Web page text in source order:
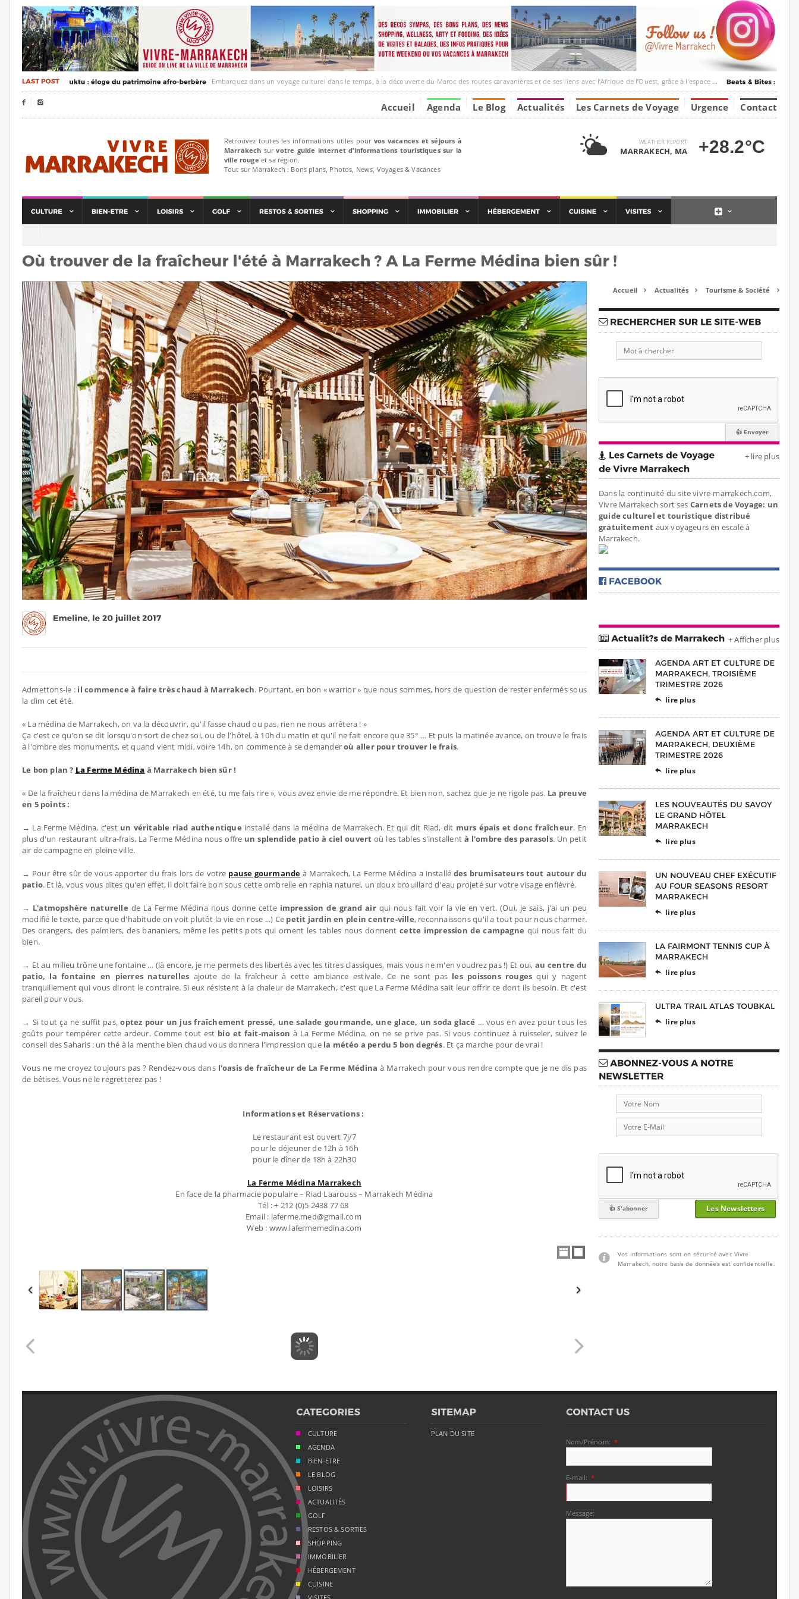
Embarquez dans un voyage culturel dans le temps, à la découverte du Maroc des routes caravanières et de ses liens avec l’Afrique de l’Ouest, grâce à l’espace Marrakesh-Tumbuktu.
  Accueil Agenda Le Blog Actualités Les Carnets de Voyage Urgence Contact
Retrouvez toutes les informations utiles pour vos vacances et séjours à
Marrakech survotre guide internet d’informations touristiques sur la
ville rouge et sa région.
Tout sur Marrakech : Bons plans, Photos, News, Voyages & Vacances
WEATHER REPORT
MARRAKECH, MA +28.2°C
Admettons-le :il commence à faire très chaud à Marrakech. Pourtant, en bon « warrior » que nous sommes, hors de question de rester enfermés sous
la clim cet été.
« La médina de Marrakech, on va la découvrir, qu'il fasse chaud ou pas, rien ne nous arrêtera ! »
Ça c'est ce qu'on se dit lorsqu'on sort de chez soi, ou de l'hôtel, à 10h du matin et qu'il ne fait encore que 35° … Et puis la matinée avance, on trouve le frais
à l'ombre des monuments, et quand vient midi, voire 14h, on commence à se demanderoù aller pour trouver le frais.
Le bon plan ? La Ferme Médina à Marrakech bien sûr !
« De la fraîcheur dans la médina de Marrakech en été, tu me fais rire », vous avez envie de me répondre. Et bien non, sachez que je ne rigole pas. La preuve
en 5 points :
→ La Ferme Médina, c'est un véritable riad authentique installé dans la médina de Marrakech. Et qui dit Riad, dit murs épais et donc fraîcheur. En
plus d'un restaurant ultra-frais, La Ferme Médina nous offre un splendide patio à ciel ouvertoù les tables s'installent à l'ombre des parasols. Un petit
air de campagne en pleine ville.
→ Pour être sûr de vous apporter du frais lors de votre pause gourmande à Marrakech, La Ferme Médina a installédes brumisateurs tout autour du
patio. Et là, vous vous dites qu'en effet, il doit faire bon sous cette ombrelle en raphia naturel, un doux brouillard d'eau projeté sur votre visage enfiévré.
→ L'atmopshère naturelle de La Ferme Médina nous donne cetteimpression de grand air qui nous fait voir la vie en vert. (Oui, je sais, j'ai un peu
modifié le texte, parce que d'habitude on voit plutôt la vie en rose ...) Ce petit jardin en plein centre-ville, reconnaissons qu'il a tout pour nous charmer.
Des orangers, des palmiers, des bananiers, même les petits pots qui ornent les tables nous donnentcette impression de campagne qui nous fait du
bien.
→ Et au milieu trône une fontaine … (là encore, je me permets des libertés avec les titres classiques, mais vous ne m'en voudrez pas !) Et oui,au centre du
patio, la fontaine en pierres naturelles ajoute de la fraîcheur à cette ambiance estivale. Ce ne sont pas les poissons rouges qui y nagent
tranquillement qui vous diront le contraire. Si eux résistent à la chaleur de Marrakech, c'est que La Ferme Médina sait leur offrir ce dont ils besoin. Et c'est
pareil pour vous.
→ Si tout ça ne suffit pas,optez pour un jus fraîchement pressé, une salade gourmande, une glace, un soda glacé … vous en avez pour tous les
goûts pour tempérer cette ardeur. Comme tout est bio et fait-maison à La Ferme Médina, on ne se prive pas. Si vous continuez à ruisseler, suivez le
conseil des Saharis : un thé à la menthe bien chaud vous donnera l'impression quela météo a perdu 5 bon degrés. Et ça marche pour de vrai !
Vous ne me croyez toujours pas ? Rendez-vous dans l'oasis de fraîcheur de La Ferme Médina à Marrakech pour vous rendre compte que je ne dis pas
de bêtises. Vous ne le regretterez pas !
Informations et Réservations :
Le restaurant est ouvert 7j/7
pour le déjeuner de 12h à 16h
pour le dîner de 18h à 22h30
La Ferme Médina Marrakech
En face de la pharmacie populaire – Riad Laarouss – Marrakech Médina
Tél : + 212 (0)5 2438 77 68
Email : laferme.med@gmail.com
Web : www.lafermemedina.com
Accueil  Actualités  Tourisme & Société 
+ lire plus
Dans la continuité du site vivre-marrakech.com,
Vivre Marrakech sort ses Carnets de Voyage: un
guide culturel et touristique distribué
gratuitement aux voyageurs en escale à
Marrakech.
+ Afficher plus
 lire plus
 lire plus
 lire plus
 lire plus
 lire plus
 lire plus
Les Newsletters
Vos informations sont en sécurité avec Vivre
Marrakech, notre base de données est confidentielle.
CULTURE
AGENDA
BIEN-ETRE
LE BLOG
LOISIRS
ACTUALITÉS
GOLF
RESTOS & SORTIES
SHOPPING
IMMOBILIER
HÉBERGEMENT
CUISINE
PLAN DU SITE
Nom/Prénom: *
E-mail: *
Message: